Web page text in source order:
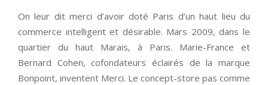
On leur dit merci d’avoir doté Paris d’un haut lieu du
commerce intelligent et désirable. Mars 2009, dans le
quartier du haut Marais, à Paris. Marie-France et
Bernard Cohen, cofondateurs éclairés de la marque
Bonpoint, inventent Merci. Le concept-store pas comme